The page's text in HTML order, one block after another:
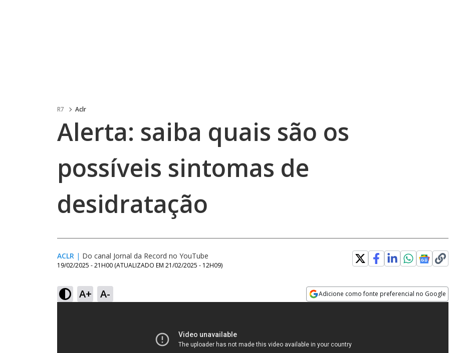
R7 Aclr
Alerta: saiba quais são os
possíveis sintomas de
desidratação
ACLR | Do canal Jornal da Record no YouTube
19/02/2025 - 21H00 (ATUALIZADO EM 21/02/2025 - 12H09)
A+ A- Adicione como fonte preferencial no Google